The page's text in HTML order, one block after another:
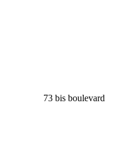
73 bis boulevard